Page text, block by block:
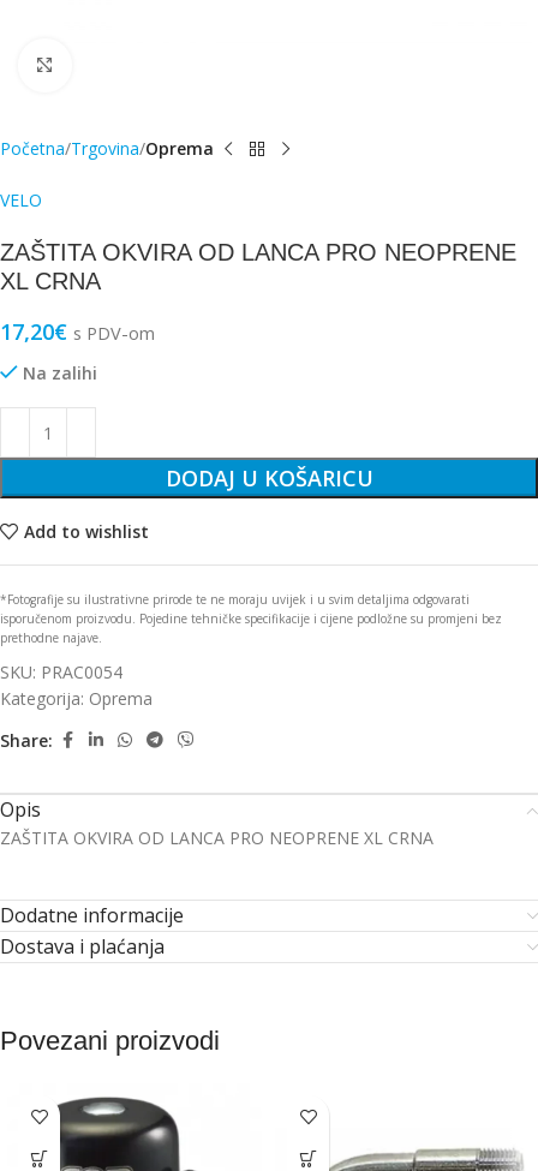
Početna Trgovina Oprema
VELO
ZAŠTITA OKVIRA OD LANCA PRO NEOPRENE
XL CRNA
17,20€ s PDV-om
Na zalihi
DODAJ U KOŠARICU
Add to wishlist
*Fotografije su ilustrativne prirode te ne moraju uvijek i u svim detaljima odgovarati
isporučenom proizvodu. Pojedine tehničke specifikacije i cijene podložne su promjeni bez
prethodne najave.
SKU: PRAC0054
Kategorija: Oprema
Share:
Opis
ZAŠTITA OKVIRA OD LANCA PRO NEOPRENE XL CRNA
Dodatne informacije
Dostava i plaćanja
Povezani proizvodi